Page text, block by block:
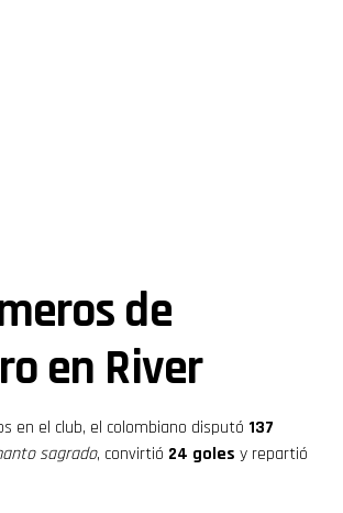
de
en River
en el club, el colombiano disputó 137
sagrado, convirtió 24 goles y repartió